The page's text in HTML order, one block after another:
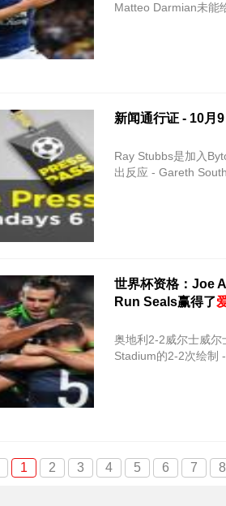
Matteo Darmian未能
新闻通行证 - 10月
Ray Stubbs是加入
出反应 - Gareth
世界杯资格：Joe
Run Seals赢得了
奥地利2-2威尔士威
Stadium的2-2次绘制
1 2 3 4 5 6 7 8